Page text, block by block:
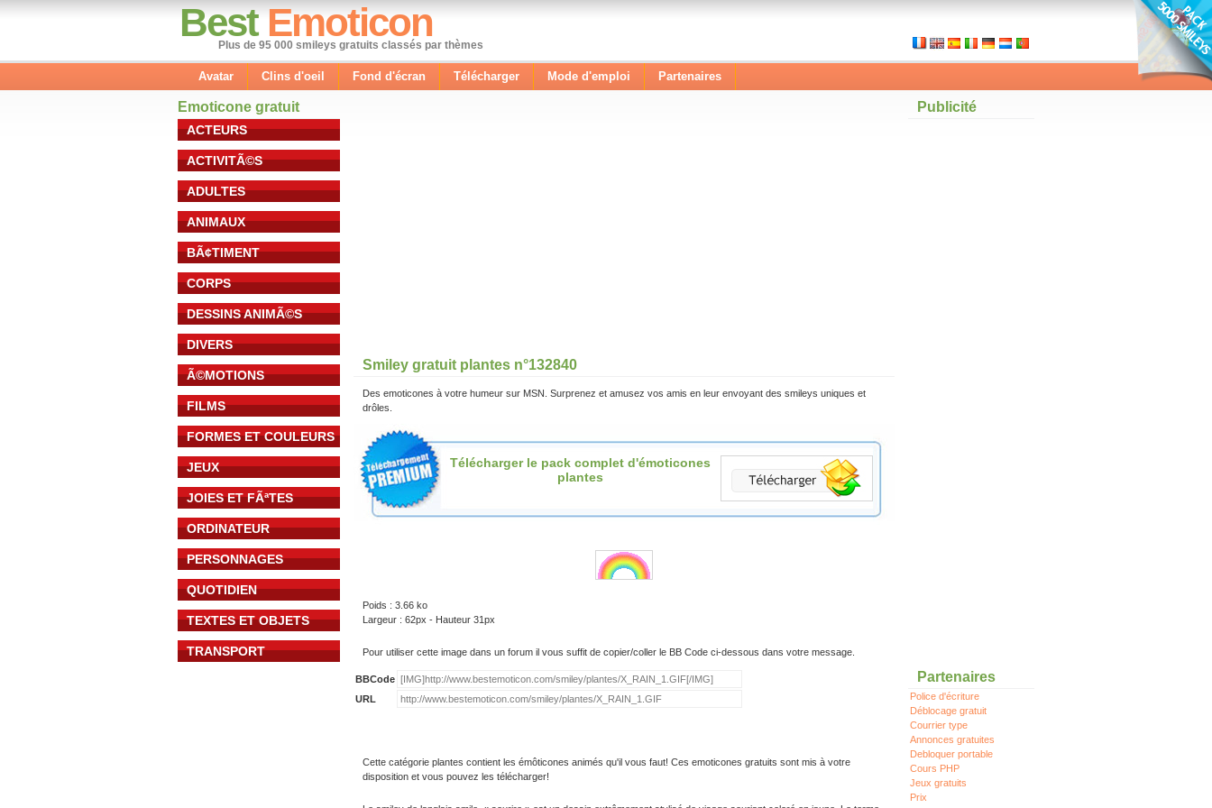
Best Emoticon
Plus de 95 000 smileys gratuits classés par thèmes
Avatar Clins d'oeil Fond d'écran Télécharger Mode d'emploi Partenaires
Emoticone gratuit
ACTEURS
ACTIVITÃ©S
ADULTES
ANIMAUX
BÃ¢TIMENT
CORPS
DESSINS ANIMÃ©S
DIVERS
Ã©MOTIONS
FILMS
FORMES ET COULEURS
JEUX
JOIES ET FÃªTES
ORDINATEUR
PERSONNAGES
QUOTIDIEN
TEXTES ET OBJETS
TRANSPORT
Smiley gratuit plantes n°132840
Des emoticones à votre humeur sur MSN. Surprenez et amusez vos amis en leur envoyant des smileys uniques et
drôles.
Télécharger le pack complet d'émoticones
plantes
Poids : 3.66 ko
Largeur : 62px - Hauteur 31px
Pour utiliser cette image dans un forum il vous suffit de copier/coller le BB Code ci-dessous dans votre message.
BBCode
URL
Cette catégorie plantes contient les émôticones animés qu'il vous faut! Ces emoticones gratuits sont mis à votre
disposition et vous pouvez les télécharger!
Publicité
Partenaires
Police d'écriture
Déblocage gratuit
Courrier type
Annonces gratuites
Debloquer portable
Cours PHP
Jeux gratuits
Prix